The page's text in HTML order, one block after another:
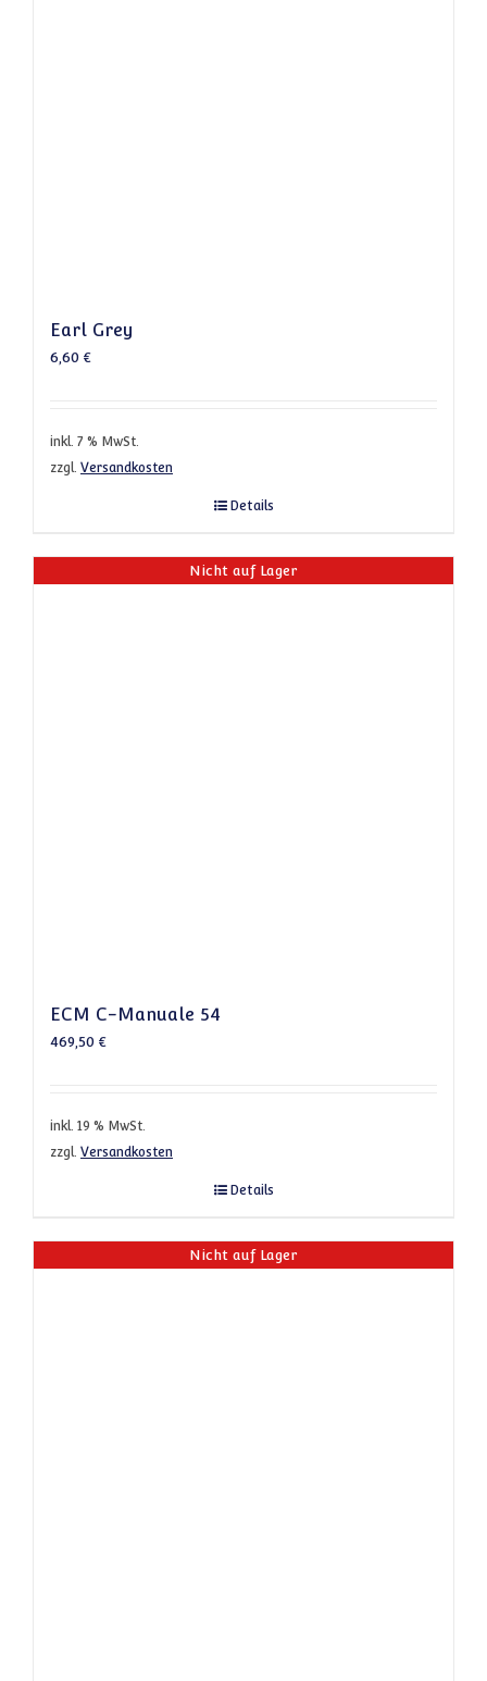
Earl Grey
6,60 €
inkl. 7 % MwSt.
zzgl. Versandkosten
Details
Nicht auf Lager
ECM C-Manuale 54
469,50 €
inkl. 19 % MwSt.
zzgl. Versandkosten
Details
Nicht auf Lager